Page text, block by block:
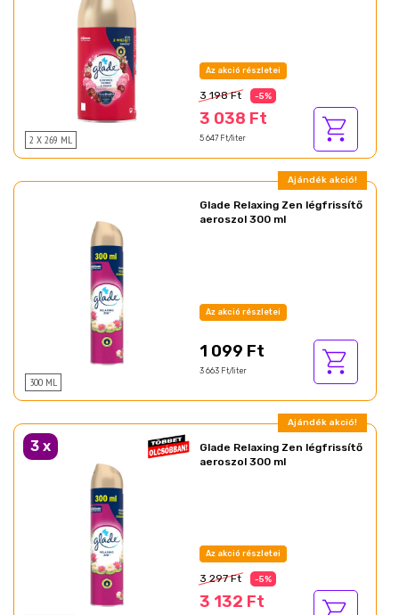
2 X 269 ML
Az akció részletei
3 198 Ft -5%
3 038 Ft
5 647 Ft/liter
Ajándék akció!
300 ML
Glade Relaxing Zen légfrissítő
aeroszol 300 ml
Az akció részletei
1 099 Ft
3 663 Ft/liter
Ajándék akció!
3 x
Glade Relaxing Zen légfrissítő
aeroszol 300 ml
Az akció részletei
3 297 Ft -5%
3 132 Ft